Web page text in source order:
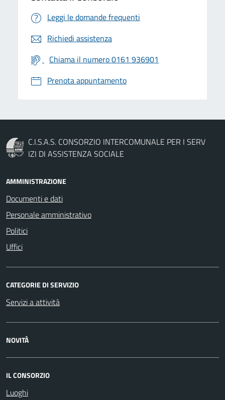
Leggi le domande frequenti
Richiedi assistenza
Chiama il numero 0161 936901
Prenota appuntamento
C.I.S.A.S. CONSORZIO INTERCOMUNALE PER I SERV
IZI DI ASSISTENZA SOCIALE
AMMINISTRAZIONE
Documenti e dati
Personale amministrativo
Politici
Uffici
CATEGORIE DI SERVIZIO
Servizi a attività
NOVITÀ
IL CONSORZIO
Luoghi